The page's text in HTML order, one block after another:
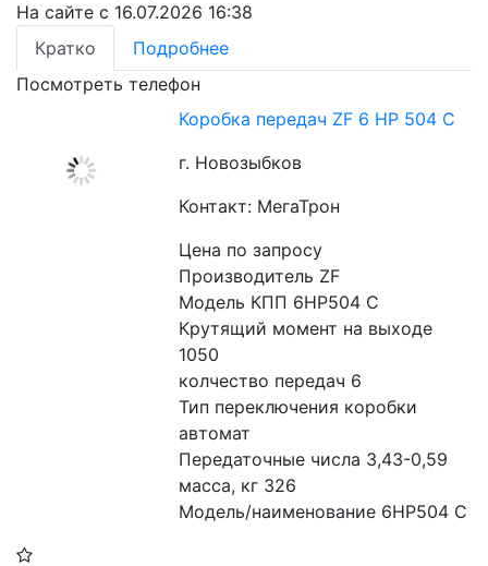
На сайте с 16.07.2026 16:38
Кратко
Подробнее
Посмотреть телефон
Коробка передач ZF 6 HP 504 C
г. Новозыбков
Контакт: МегаТрон
Цена по запросу
Производитель ZF
Модель КПП 6HP504 C
Крутящий момент на выходе
1050
колчество передач 6
Тип переключения коробки
автомат
Передаточные числа 3,43-0,59
масса, кг 326
Модель/наименование 6HP504 C